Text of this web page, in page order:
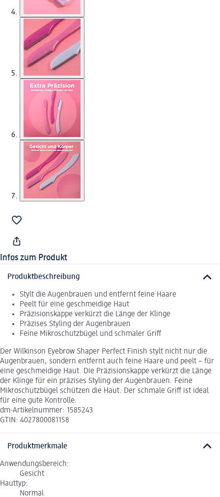
Infos zum Produkt
Produktbeschreibung
Stylt die Augenbrauen und entfernt feine Haare
Peelt für eine geschmeidige Haut
Präzisionskappe verkürzt die Länge der Klinge
Präzises Styling der Augenbrauen
Feine Mikroschutzbügel und schmaler Griff
Der Wilkinson Eyebrow Shaper Perfect Finish stylt nicht nur die
Augenbrauen, sondern entfernt auch feine Haare und peelt – für
eine geschmeidige Haut. Die Präzisionskappe verkürzt die Länge
der Klinge für ein präzises Styling der Augenbrauen. Feine
Mikroschutzbügel schützen die Haut. Der schmale Griff ist ideal
für eine gute Kontrolle.
dm-Artikelnummer: 1585243
GTIN: 4027800081158
Produktmerkmale
Anwendungsbereich:
Gesicht
Hauttyp:
Normal